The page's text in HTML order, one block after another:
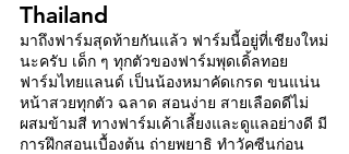
Thailand
มาถึงฟาร์มสุดท้ายกันแล้ว ฟาร์มนี้อยู่ที่เชียงใหม่
นะครับ เด็ก ๆ ทุกตัวของฟาร์มพุดเดิ้ลทอย
ฟาร์มไทยแลนด์ เป็นน้องหมาคัดเกรด ขนแน่น
หน้าสวยทุกตัว ฉลาด สอนง่าย สายเลือดดีไม่
ผสมข้ามสี ทางฟาร์มเค้าเลี้ยงและดูแลอย่างดี มี
การฝึกสอนเบื้องต้น ถ่ายพยาธิ ทำวัคซีนก่อน